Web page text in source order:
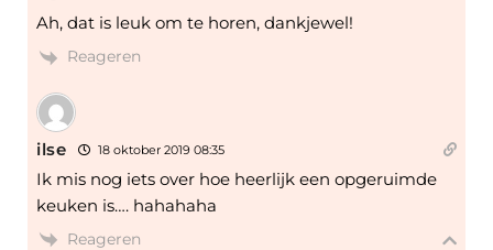
Ah, dat is leuk om te horen, dankjewel!
Reageren
ilse 18 oktober 2019 08:35
Ik mis nog iets over hoe heerlijk een opgeruimde
keuken is…. hahahaha
Reageren